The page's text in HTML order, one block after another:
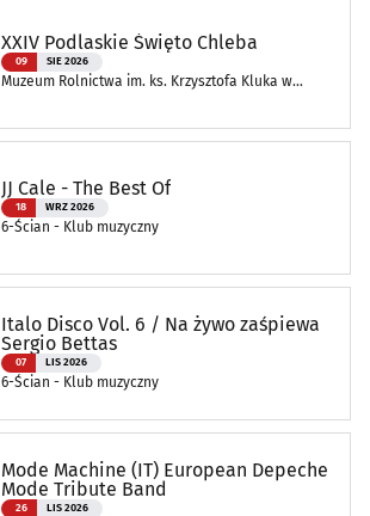
XXIV Podlaskie Święto Chleba
09 SIE 2026
Muzeum Rolnictwa im. ks. Krzysztofa Kluka w
JJ Cale - The Best Of
18 WRZ 2026
6-Ścian - Klub muzyczny
Italo Disco Vol. 6 / Na żywo zaśpiewa
Sergio Bettas
07 LIS 2026
6-Ścian - Klub muzyczny
Mode Machine (IT) European Depeche
Mode Tribute Band
26 LIS 2026